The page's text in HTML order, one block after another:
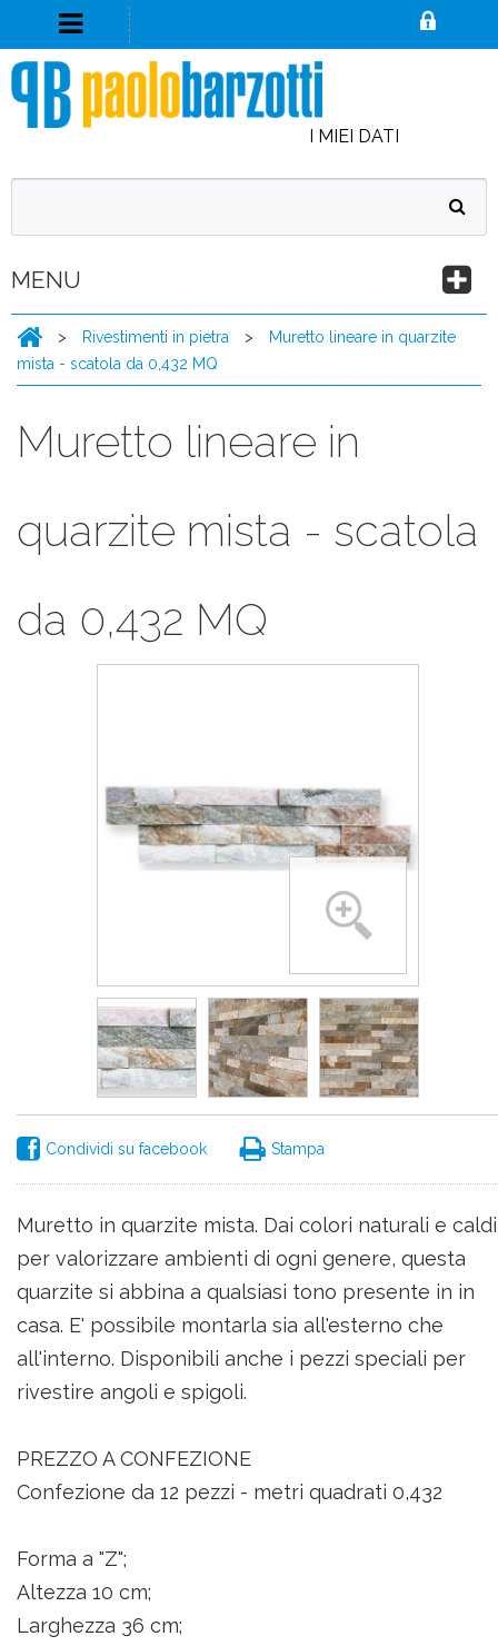
I MIEI DATI
MENU
> Rivestimenti in pietra >
Muretto lineare in quarzite
mista - scatola da 0,432 MQ
Muretto lineare in
quarzite mista - scatola
da 0,432 MQ
Condividi su facebook Stampa
Muretto in quarzite mista. Dai colori naturali e caldi
per valorizzare ambienti di ogni genere, questa
quarzite si abbina a qualsiasi tono presente in in
casa. E' possibile montarla sia all'esterno che
all'interno. Disponibili anche i pezzi speciali per
rivestire angoli e spigoli.
PREZZO A CONFEZIONE
Confezione da 12 pezzi - metri quadrati 0,432
Forma a "Z";
Altezza 10 cm;
Larghezza 36 cm;